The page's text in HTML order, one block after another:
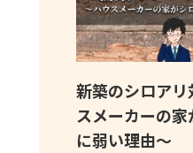
新築のシロアリ
スメーカーの家
に弱い理由〜